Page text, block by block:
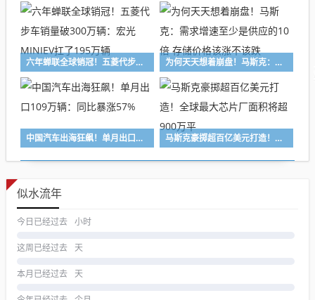
六年蝉联全球销冠！五菱代步车销量破300万辆：宏光MINIEV扛了195万辆 为何天天想着崩盘！马斯克：需求增速至少是供应的10倍 存储价格该涨不该跌
中国汽车出海狂飙！单月出口109万辆：同比暴涨57% 马斯克豪掷超百亿美元打造！全球最大芯片厂面积将超900万平
似水流年
今日已经过去 小时
这周已经过去 天
本月已经过去 天